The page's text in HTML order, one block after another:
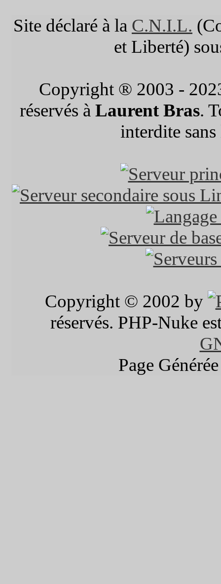
Site déclaré à la C.N.I.L.
et Liberté)
Copyright ® 2003 -
réservés à Laurent Bras.
interdite
Copyright © 2002 by
réservés. PHP-Nuke
Page